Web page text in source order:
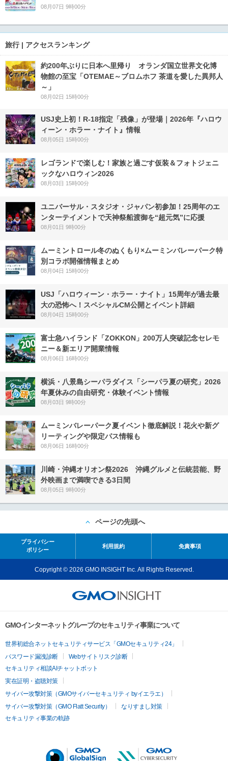
08月07日 9時00分
旅行 | アクセスランキング
約200年ぶりに日本へ里帰り オランダ国立世界文化博
物館の至宝「OTEMAE～ブロムホフ 茶道を愛した異邦人
～」
08月02日 15時00分
USJ史上初！R-18指定「残像」が登場｜2026年『ハロウ
ィーン・ホラー・ナイト』情報
08月05日 15時00分
レゴランドで楽しむ！家族と過ごす仮装＆フォトジェニ
ックなハロウィン2026
08月03日 15時00分
ユニバーサル・スタジオ・ジャパン初参加！25周年のエ
ンターテイメントで天神祭船渡御を“超元気”に応援
08月01日 9時00分
ムーミントロール冬のぬくもり×ムーミンバレーパーク特
別コラボ開催情報まとめ
08月04日 15時00分
USJ「ハロウィーン・ホラー・ナイト」15周年が過去最
大の恐怖へ！スペシャルCM公開とイベント詳細
08月04日 15時00分
富士急ハイランド「ZOKKON」200万人突破記念セレモ
ニー＆新エリア開業情報
08月06日 16時00分
横浜・八景島シーパラダイス「シーパラ夏の研究」2026
年夏休みの自由研究・体験イベント情報
08月03日 9時00分
ムーミンバレーパーク夏イベント徹底解説！花火や新グ
リーティングや限定パス情報も
08月06日 16時00分
川崎・沖縄オリオン祭2026 沖縄グルメと伝統芸能、野
外映画まで満喫できる3日間
08月05日 9時00分
ページの先頭へ
プライバシー
ポリシー
利用規約 免責事項
Copyright © 2026 GMO INSIGHT Inc. All Rights Reserved.
GMOインターネットグループのセキュリティ事業について
世界初総合ネットセキュリティサービス「GMOセキュリティ24」
パスワード漏洩診断
Webサイトリスク診断
セキュリティ相談AIチャットボット
実在証明・盗聴対策
サイバー攻撃対策（GMOサイバーセキュリティ byイエラエ）
サイバー攻撃対策（GMO Flatt Security）
なりすまし対策
セキュリティ事業の軌跡